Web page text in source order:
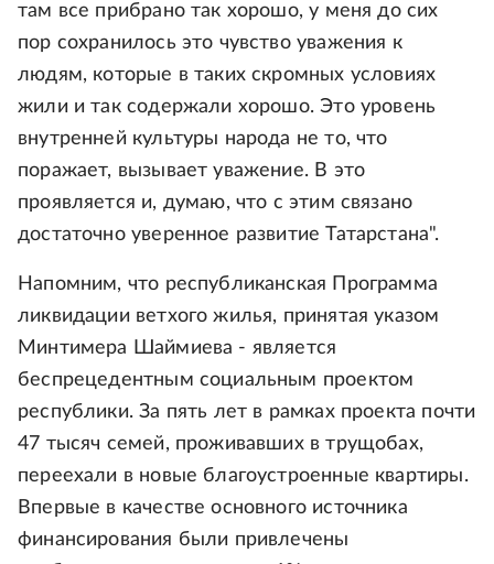
там все прибрано так хорошо, у меня до сих
пор сохранилось это чувство уважения к
людям, которые в таких скромных условиях
жили и так содержали хорошо. Это уровень
внутренней культуры народа не то, что
поражает, вызывает уважение. В это
проявляется и, думаю, что с этим связано
достаточно уверенное развитие Татарстана".
Напомним, что республиканская Программа
ликвидации ветхого жилья, принятая указом
Минтимера Шаймиева - является
беспрецедентным социальным проектом
республики. За пять лет в рамках проекта почти
47 тысяч семей, проживавших в трущобах,
переехали в новые благоустроенные квартиры.
Впервые в качестве основного источника
финансирования были привлечены